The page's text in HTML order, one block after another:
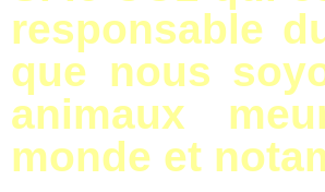
responsable
que nous
animaux
monde et